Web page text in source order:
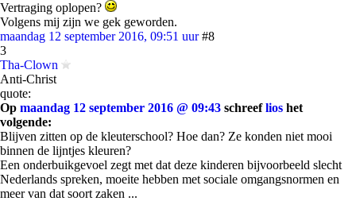
Vertraging oplopen?
Volgens mij zijn we gek geworden.
maandag 12 september 2016, 09:51 uur #8
3
Tha-Clown
Anti-Christ
quote:
Op maandag 12 september 2016 @ 09:43 schreeflios het
volgende:
Blijven zitten op de kleuterschool? Hoe dan? Ze konden niet mooi
binnen de lijntjes kleuren?
Een onderbuikgevoel zegt met dat deze kinderen bijvoorbeeld slecht
Nederlands spreken, moeite hebben met sociale omgangsnormen en
meer van dat soort zaken ...